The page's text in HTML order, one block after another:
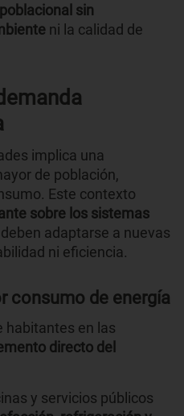
sin
ni la calidad de
implica una
de población,
Este contexto
sobre los sistemas
adaptarse a nuevas
ni eficiencia.
consumo de energía
habitantes en las
directo del
y servicios públicos